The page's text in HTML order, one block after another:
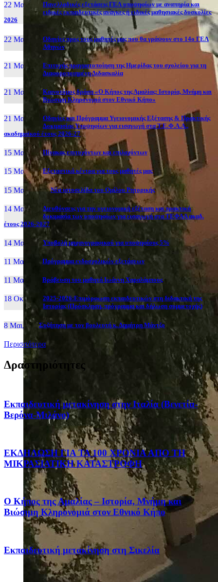
22 Μαι, 26
Πανελλαδικές εξετάσεις ΓΕΛ υποψηφίων με αναπηρία και
ειδικές εκπαιδευτικές ανάγκες ή ειδικές μαθησιακές δυσκολίες
2026
22 Μαι, 26
Οδηγίες προς τους μαθητές μας που θα γράψουν στο 14ο ΓΕΛ
Αθηνών
21 Μαι, 26
Επιτυχής πραγματοποίηση της Ημερίδας του σχολείου για τη
Διαφοροποιημένη Διδασκαλία
21 Μαι, 26
Καινοτόμος δράση «Ο Κήπος της Αμαλίας: Ιστορία, Μνήμη και
Βιώσιμη Κληρονομιά στον Εθνικό Κήπο»
21 Μαι, 26
Οδηγίες και Πρόγραμμα Υγειονομικής Εξέτασης & Πρακτικής
Δοκιμασίας Υποψηφίων για εισαγωγή στα Τ.Ε.Φ.Α.Α.,
ακαδημαϊκού έτους 2026-27
15 Μαι, 26 Πίνακας επιτυχόντων και επιλαχόντων
15 Μαι, 26 Εξεταστικά κέντρα για τους μαθητές μας
15 Μαι, 2026 Νέα ιστοσελίδα του Ομίλου Ρητορικής
14 Μαι, 26
Διευθύνσεις για την υγειονομική εξέταση και πρακτική
δοκιμασία των υποψηφίων για εισαγωγή στα ΤΕΦΑΑ ακαδ.
έτους 2026-2027
14 Μαι, 26 Yποβολή μηχανογραφικού για υποψηφίους 5%
11 Μαι, 26 Πρόγραμμα ενδοσχολικών εξετάσεων
11 Μαι, 26 Βράβευση του μαθητή Ιωάννη Χαραλάμπους
18 Οκτ, 25
2025-2026:Επιμόρφωση εκπαιδευτικών στη διδακτική της
Ιστορίας (Πρόσκληση, πρόγραμμα και δήλωση συμμετοχής)
8 Μαι, 26 Συζήτηση με τον βουλευτή κ. Δημήτρη Μάντζο
Περισσότερα
Δραστηριότητες
Eκπαιδευτική μετακίνηση στην Ιταλία (Βενετία-
Βερόνα-Μιλάνο)
ΕΚΔΗΛΩΣΗ ΓΙΑ ΤΑ 100 ΧΡΟΝΙΑ ΑΠΟ ΤΗ
ΜΙΚΡΑΣΙΑΤΙΚΗ ΚΑΤΑΣΤΡΟΦΗ
Ο Κήπος της Αμαλίας – Ιστορία, Μνήμη και
Βιώσιμη Κληρονομιά στον Εθνικό Κήπο
Eκπαιδευτική μετακίνηση στη Σικελία